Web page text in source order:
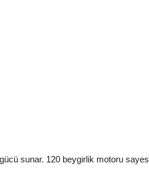
sunar. 120 beygirlik motoru